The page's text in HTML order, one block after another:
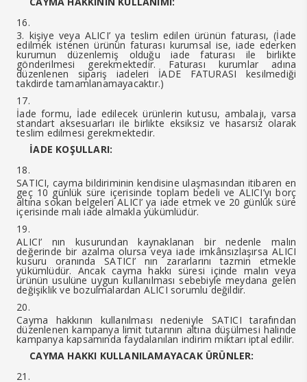
3. kişiye veya ALICI’ ya teslim edilen ürünün faturası, (İade
edilmek istenen ürünün faturası kurumsal ise, iade ederken
kurumun düzenlemiş olduğu iade faturası ile birlikte
gönderilmesi gerekmektedir. Faturası kurumlar adına
düzenlenen sipariş iadeleri İADE FATURASI kesilmediği
takdirde tamamlanamayacaktır.)
İade formu, İade edilecek ürünlerin kutusu, ambalajı, varsa
standart aksesuarları ile birlikte eksiksiz ve hasarsız olarak
teslim edilmesi gerekmektedir.
İADE KOŞULLARI:
SATICI, cayma bildiriminin kendisine ulaşmasından itibaren en
geç 10 günlük süre içerisinde toplam bedeli ve ALICI’yı borç
altına sokan belgeleri ALICI’ ya iade etmek ve 20 günlük süre
içerisinde malı iade almakla yükümlüdür.
ALICI’ nın kusurundan kaynaklanan bir nedenle malın
değerinde bir azalma olursa veya iade imkânsızlaşırsa ALICI
kusuru oranında SATICI’ nın zararlarını tazmin etmekle
yükümlüdür. Ancak cayma hakkı süresi içinde malın veya
ürünün usulüne uygun kullanılması sebebiyle meydana gelen
değişiklik ve bozulmalardan ALICI sorumlu değildir.
Cayma hakkının kullanılması nedeniyle SATICI tarafından
düzenlenen kampanya limit tutarının altına düşülmesi halinde
kampanya kapsamında faydalanılan indirim miktarı iptal edilir.
CAYMA HAKKI KULLANILAMAYACAK ÜRÜNLER: